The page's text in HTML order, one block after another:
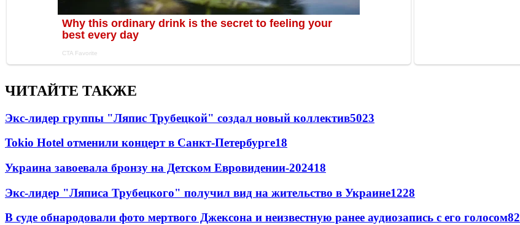
ЧИТАЙТЕ ТАКЖЕ
Экс-лидер группы "Ляпис Трубецкой" создал новый коллектив5023
Tokio Hotel отменили концерт в Санкт-Петербурге18
Украина завоевала бронзу на Детском Евровидении-202418
Экс-лидер "Ляписа Трубецкого" получил вид на жительство в Украине1228
В суде обнародовали фото мертвого Джексона и неизвестную ранее аудиозапись с его голосом82